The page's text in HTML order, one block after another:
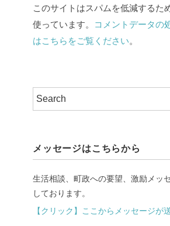
このサイトはスパムを低減するた
使っています。
コメントデータの
はこちらをご覧ください。
メッセージはこちらから
生活相談、町政への要望、激励メッ
しております。
【クリック】ここからメッセージが